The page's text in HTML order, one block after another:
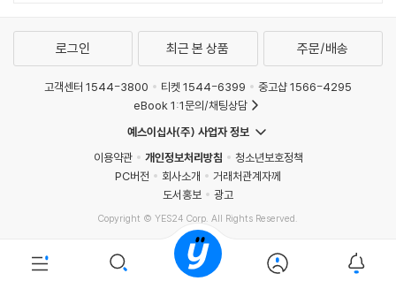
로그인 최근 본 상품 주문/배송
고객센터 1544-3800 티켓 1544-6399
중고샵 1566-4295
eBook 1:1문의/채팅상담
예스이십사(주) 사업자 정보
이용약관
개인정보처리방침
청소년보호정책
PC버전
회사소개
거래처관계자께
도서홍보
광고
Copyright © YES24 Corp. All Rights Reserved.